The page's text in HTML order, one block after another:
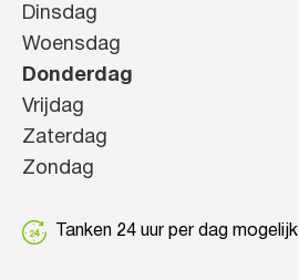
Dinsdag
Woensdag
Donderdag
Vrijdag
Zaterdag
Zondag
Tanken 24 uur per dag mogelijk